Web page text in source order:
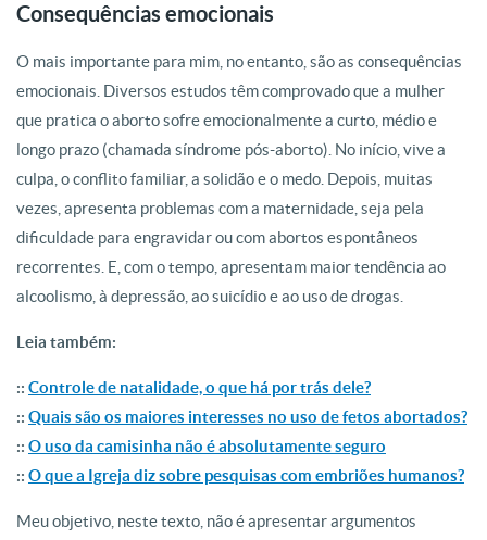
Consequências emocionais
O mais importante para mim, no entanto, são as consequências
emocionais. Diversos estudos têm comprovado que a mulher
que pratica o aborto sofre emocionalmente a curto, médio e
longo prazo (chamada síndrome pós-aborto). No início, vive a
culpa, o conflito familiar, a solidão e o medo. Depois, muitas
vezes, apresenta problemas com a maternidade, seja pela
dificuldade para engravidar ou com abortos espontâneos
recorrentes. E, com o tempo, apresentam maior tendência ao
alcoolismo, à depressão, ao suicídio e ao uso de drogas.
Leia também:
:: Controle de natalidade, o que há por trás dele?
:: Quais são os maiores interesses no uso de fetos abortados?
:: O uso da camisinha não é absolutamente seguro
:: O que a Igreja diz sobre pesquisas com embriões humanos?
Meu objetivo, neste texto, não é apresentar argumentos